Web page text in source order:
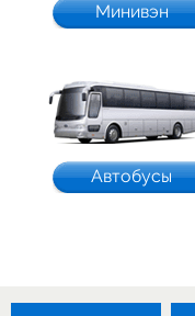
Минивэн
Автобусы